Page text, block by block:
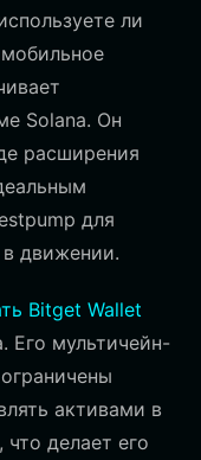
ли
Solana. Он
расширения
для
в движении.
Bitget Wallet
Его мультичейн-
активами в
делает его